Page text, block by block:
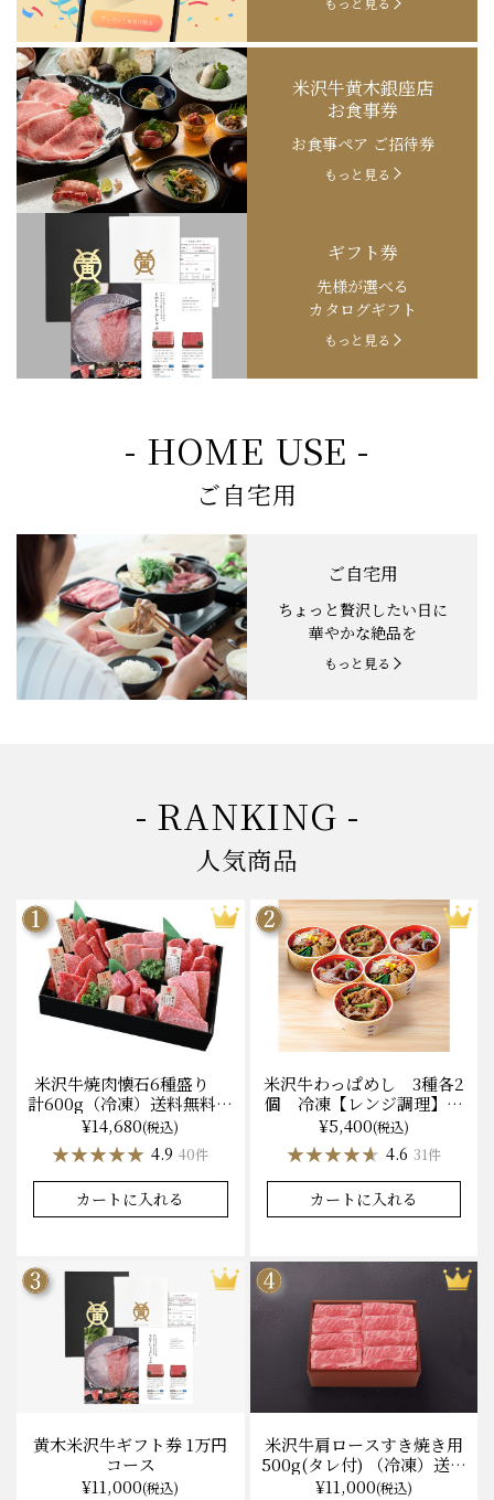
米沢牛黄木銀座店
お食事券
お食事ペア ご招待券
もっと見る
ギフト券
先様が選べる
カタログギフト
もっと見る
- HOME USE -
ご自宅用
ご自宅用
ちょっと贅沢したい日に
華やかな絶品を
もっと見る
- RANKING -
人気商品
米沢牛焼肉懐石6種盛り
計600g（冷凍）送料無料
化粧箱入
¥14,680(税込)
★★★★★
★★★★★ 4.9 40件
カートに入れる
米沢牛わっぱめし 3種各2
個 冷凍【レンジ調理】化
粧箱入
¥5,400(税込)
★★★★★
★★★★★ 4.6 31件
カートに入れる
黄木米沢牛ギフト券 1万円
コース
¥11,000(税込)
米沢牛肩ロースすき焼き用
500g(タレ付) （冷凍）送料
無料 化粧箱入
¥11,000(税込)